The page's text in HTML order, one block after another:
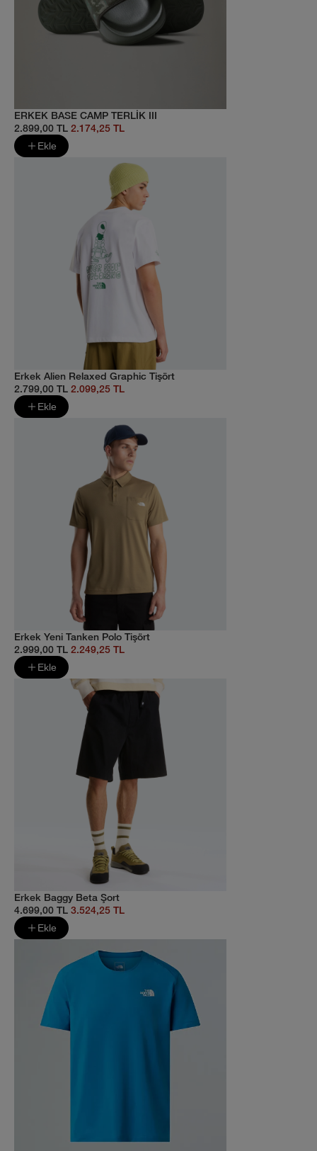
ERKEK BASE CAMP TERLİK III
2.899,00 TL 2.174,25 TL
Ekle
Erkek Alien Relaxed Graphic Tişört
2.799,00 TL 2.099,25 TL
Ekle
Erkek Yeni Tanken Polo Tişört
2.999,00 TL 2.249,25 TL
Ekle
Erkek Baggy Beta Şort
4.699,00 TL 3.524,25 TL
Ekle